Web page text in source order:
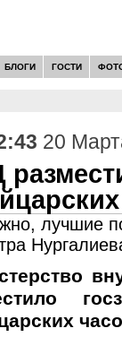
БЛОГИ ГОСТИ
20
лучшие